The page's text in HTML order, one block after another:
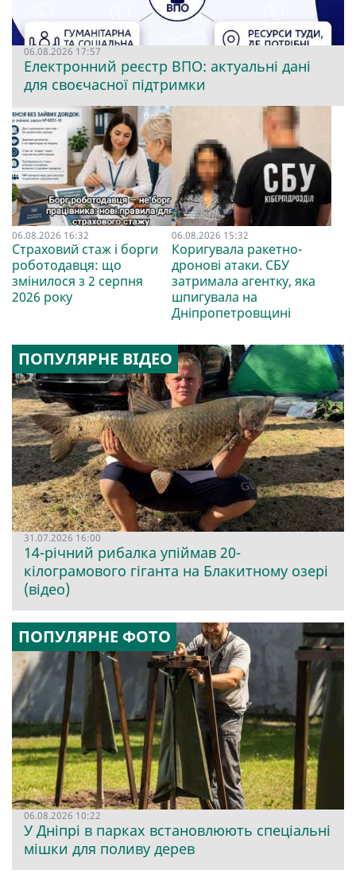
06.08.2026 17:57
Електронний реєстр ВПО: актуальні дані
для своєчасної підтримки
06.08.2026 16:32
Страховий стаж і борги
роботодавця: що
змінилося з 2 серпня
2026 року
06.08.2026 15:32
Коригувала ракетно-
дронові атаки. СБУ
затримала агентку, яка
шпигувала на
Дніпропетровщині
ПОПУЛЯРНЕ ВІДЕО
31.07.2026 16:00
14-річний рибалка упіймав 20-
кілограмового гіганта на Блакитному озері
(відео)
ПОПУЛЯРНЕ ФОТО
06.08.2026 10:22
У Дніпрі в парках встановлюють спеціальні
мішки для поливу дерев